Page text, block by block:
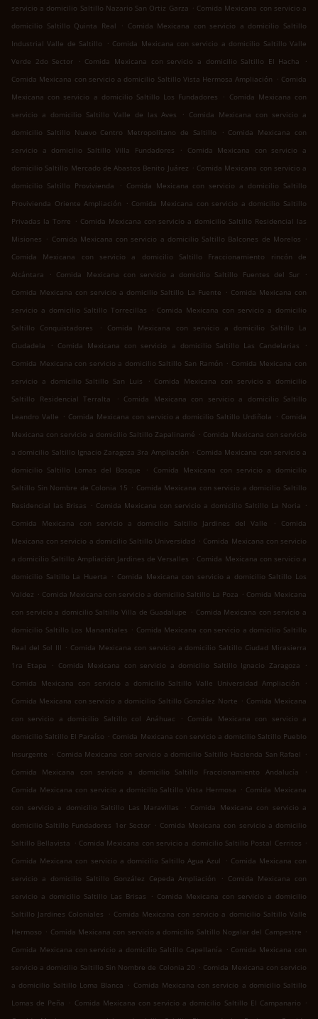
servicio a domicilio Saltillo Nazario San Ortiz Garza . Comida Mexicana con servicio a
domicilio Saltillo Quinta Real
. Comida Mexicana con servicio a domicilio Saltillo
Industrial Valle de Saltillo
. Comida Mexicana con servicio a domicilio Saltillo Valle
Verde 2do Sector
. Comida Mexicana con servicio a domicilio Saltillo El Hacha
.
Comida Mexicana con servicio a domicilio Saltillo Vista Hermosa Ampliación . Comida
Mexicana con servicio a domicilio Saltillo Los Fundadores
. Comida Mexicana con
servicio a domicilio Saltillo Valle de las Aves
. Comida Mexicana con servicio a
domicilio Saltillo Nuevo Centro Metropolitano de Saltillo
. Comida Mexicana con
servicio a domicilio Saltillo Villa Fundadores
.
Comida Mexicana con servicio a
domicilio Saltillo Mercado de Abastos Benito Juárez . Comida Mexicana con servicio a
domicilio Saltillo Provivienda
. Comida Mexicana con servicio a domicilio Saltillo
Provivienda Oriente Ampliación
. Comida Mexicana con servicio a domicilio Saltillo
Privadas la Torre . Comida Mexicana con servicio a domicilio Saltillo Residencial las
Misiones . Comida Mexicana con servicio a domicilio Saltillo Balcones de Morelos .
Comida Mexicana con servicio a domicilio Saltillo Fraccionamiento rincón de
Alcántara
. Comida Mexicana con servicio a domicilio Saltillo Fuentes del Sur
.
Comida Mexicana con servicio a domicilio Saltillo La Fuente . Comida Mexicana con
servicio a domicilio Saltillo Torrecillas
. Comida Mexicana con servicio a domicilio
Saltillo Conquistadores
.
Comida Mexicana con servicio a domicilio Saltillo La
Ciudadela
. Comida Mexicana con servicio a domicilio Saltillo Las Candelarias
.
Comida Mexicana con servicio a domicilio Saltillo San Ramón . Comida Mexicana con
servicio a domicilio Saltillo San Luis
. Comida Mexicana con servicio a domicilio
Saltillo Residencial Terralta
. Comida Mexicana con servicio a domicilio Saltillo
Leandro Valle . Comida Mexicana con servicio a domicilio Saltillo Urdiñola . Comida
Mexicana con servicio a domicilio Saltillo Zapalinamé . Comida Mexicana con servicio
a domicilio Saltillo Ignacio Zaragoza 3ra Ampliación . Comida Mexicana con servicio a
domicilio Saltillo Lomas del Bosque
.
Comida Mexicana con servicio a domicilio
Saltillo Sin Nombre de Colonia 15 . Comida Mexicana con servicio a domicilio Saltillo
Residencial las Brisas . Comida Mexicana con servicio a domicilio Saltillo La Noria .
Comida Mexicana con servicio a domicilio Saltillo Jardines del Valle
.
Comida
Mexicana con servicio a domicilio Saltillo Universidad . Comida Mexicana con servicio
a domicilio Saltillo Ampliación Jardines de Versalles . Comida Mexicana con servicio a
domicilio Saltillo La Huerta . Comida Mexicana con servicio a domicilio Saltillo Los
Valdez . Comida Mexicana con servicio a domicilio Saltillo La Poza . Comida Mexicana
con servicio a domicilio Saltillo Villa de Guadalupe . Comida Mexicana con servicio a
domicilio Saltillo Los Manantiales . Comida Mexicana con servicio a domicilio Saltillo
Real del Sol III . Comida Mexicana con servicio a domicilio Saltillo Ciudad Mirasierra
1ra Etapa
. Comida Mexicana con servicio a domicilio Saltillo Ignacio Zaragoza
.
Comida Mexicana con servicio a domicilio Saltillo Valle Universidad Ampliación
.
Comida Mexicana con servicio a domicilio Saltillo González Norte . Comida Mexicana
con servicio a domicilio Saltillo col Anáhuac
. Comida Mexicana con servicio a
domicilio Saltillo El Paraíso . Comida Mexicana con servicio a domicilio Saltillo Pueblo
Insurgente . Comida Mexicana con servicio a domicilio Saltillo Hacienda San Rafael .
Comida Mexicana con servicio a domicilio Saltillo Fraccionamiento Andalucía
.
Comida Mexicana con servicio a domicilio Saltillo Vista Hermosa . Comida Mexicana
con servicio a domicilio Saltillo Las Maravillas
. Comida Mexicana con servicio a
domicilio Saltillo Fundadores 1er Sector . Comida Mexicana con servicio a domicilio
Saltillo Bellavista . Comida Mexicana con servicio a domicilio Saltillo Postal Cerritos .
Comida Mexicana con servicio a domicilio Saltillo Agua Azul
. Comida Mexicana con
servicio a domicilio Saltillo González Cepeda Ampliación
. Comida Mexicana con
servicio a domicilio Saltillo Las Brisas
. Comida Mexicana con servicio a domicilio
Saltillo Jardines Coloniales
. Comida Mexicana con servicio a domicilio Saltillo Valle
Hermoso . Comida Mexicana con servicio a domicilio Saltillo Nogalar del Campestre .
Comida Mexicana con servicio a domicilio Saltillo Capellanía . Comida Mexicana con
servicio a domicilio Saltillo Sin Nombre de Colonia 20 . Comida Mexicana con servicio
a domicilio Saltillo Loma Blanca . Comida Mexicana con servicio a domicilio Saltillo
Lomas de Peña . Comida Mexicana con servicio a domicilio Saltillo El Campanario .